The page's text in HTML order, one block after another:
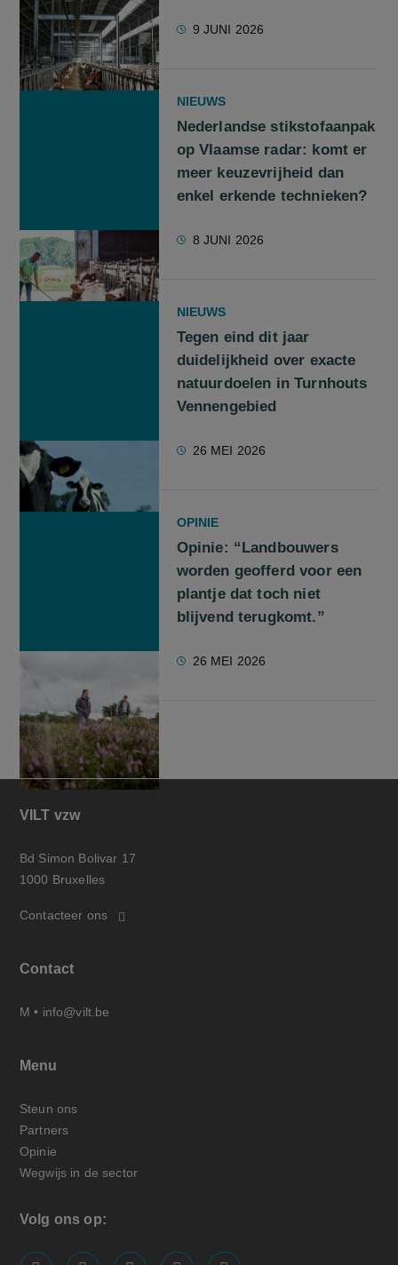
9 JUNI 2026
NIEUWS
Nederlandse stikstofaanpak
op Vlaamse radar: komt er
meer keuzevrijheid dan
enkel erkende technieken?
8 JUNI 2026
NIEUWS
Tegen eind dit jaar
duidelijkheid over exacte
natuurdoelen in Turnhouts
Vennengebied
26 MEI 2026
OPINIE
Opinie: “Landbouwers
worden geofferd voor een
plantje dat toch niet
blijvend terugkomt.”
26 MEI 2026
VILT vzw
Bd Simon Bolivar 17
1000 Bruxelles
Contacteer ons
Contact
M • info@vilt.be
Menu
Steun ons
Partners
Opinie
Wegwijs in de sector
Volg ons op: